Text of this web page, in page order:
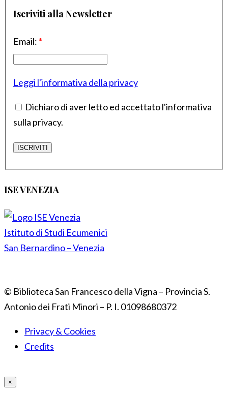
Iscriviti alla Newsletter
Email: *
Leggi l'informativa della privacy
Dichiaro di aver letto ed accettato l'informativa
sulla privacy.
ISE VENEZIA
Istituto di Studi Ecumenici
San Bernardino – Venezia
© Biblioteca San Francesco della Vigna – Provincia S.
Antonio dei Frati Minori – P. I. 01098680372
Privacy & Cookies
Credits
×